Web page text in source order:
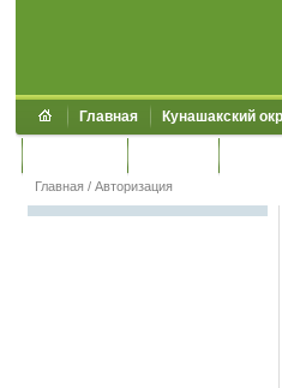
Главная Кунашакский
Главная / Авторизация